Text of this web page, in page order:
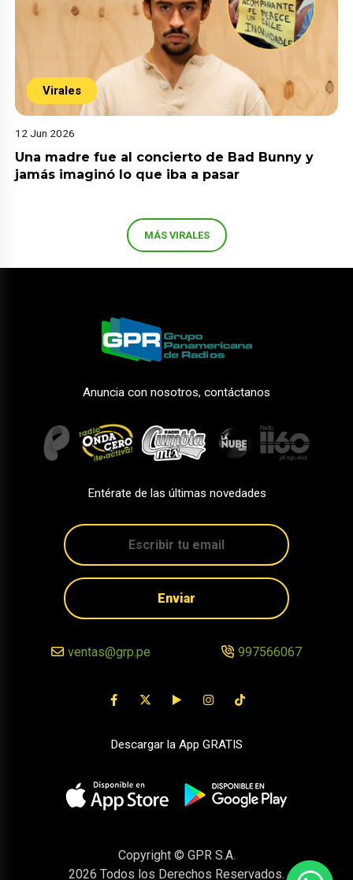
Virales
12 Jun 2026
Una madre fue al concierto de Bad Bunny y
jamás imaginó lo que iba a pasar
MÁS VIRALES
Anuncia con nosotros, contáctanos
Entérate de las últimas novedades
Enviar
ventas@grp.pe 997566067
Descargar la App GRATIS
Copyright © GPR S.A.
2026 Todos los Derechos Reservados.